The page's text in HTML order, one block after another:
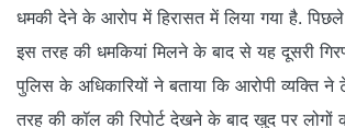
धमकी देने के आरोप में हिरासत में लिया गया है.
इस तरह की धमकियां मिलने के बाद से यह दूसरी
पुलिस के अधिकारियों ने बताया कि आरोपी व्यक्ति ने
तरह की कॉल की रिपोर्ट देखने के बाद खुद पर लोगों